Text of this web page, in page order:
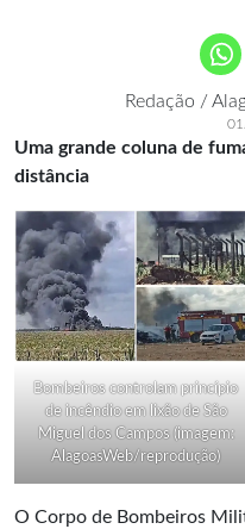
Redação /
Uma grande coluna de
distância
Bombeiros controlam princípio
de incêndio em lixão de São
Miguel dos Campos (imagem:
AlagoasWeb/reprodução)
O Corpo de Bombeiros